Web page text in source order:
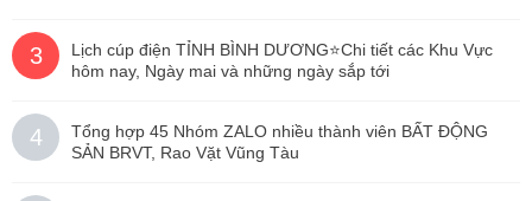
3
Lịch cúp điện TỈNH BÌNH DƯƠNG⭐️Chi tiết các Khu Vực
hôm nay, Ngày mai và những ngày sắp tới
4
Tổng hợp 45 Nhóm ZALO nhiều thành viên BẤT ĐỘNG
SẢN BRVT, Rao Vặt Vũng Tàu